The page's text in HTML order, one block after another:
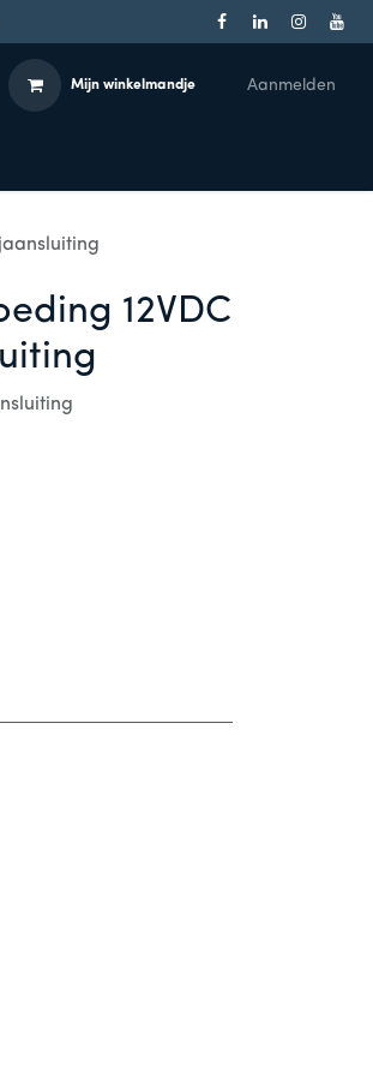
Mijn winkelmandje Aanmelden
12VDC